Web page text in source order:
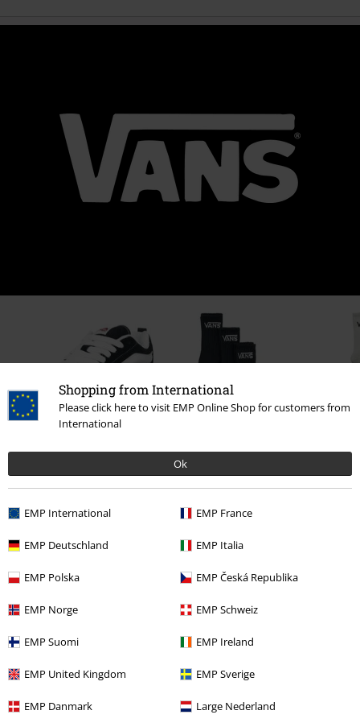
Shopping from International
Please click here to visit EMP Online Shop for customers from
International
Ok
EMP International EMP France
EMP Deutschland EMP Italia
EMP Polska EMP Česká Republika
EMP Norge EMP Schweiz
EMP Suomi EMP Ireland
EMP United Kingdom EMP Sverige
EMP Danmark Large Nederland
Fortell oss hva du synes om "Old Skool".
Skriv anmeldelse